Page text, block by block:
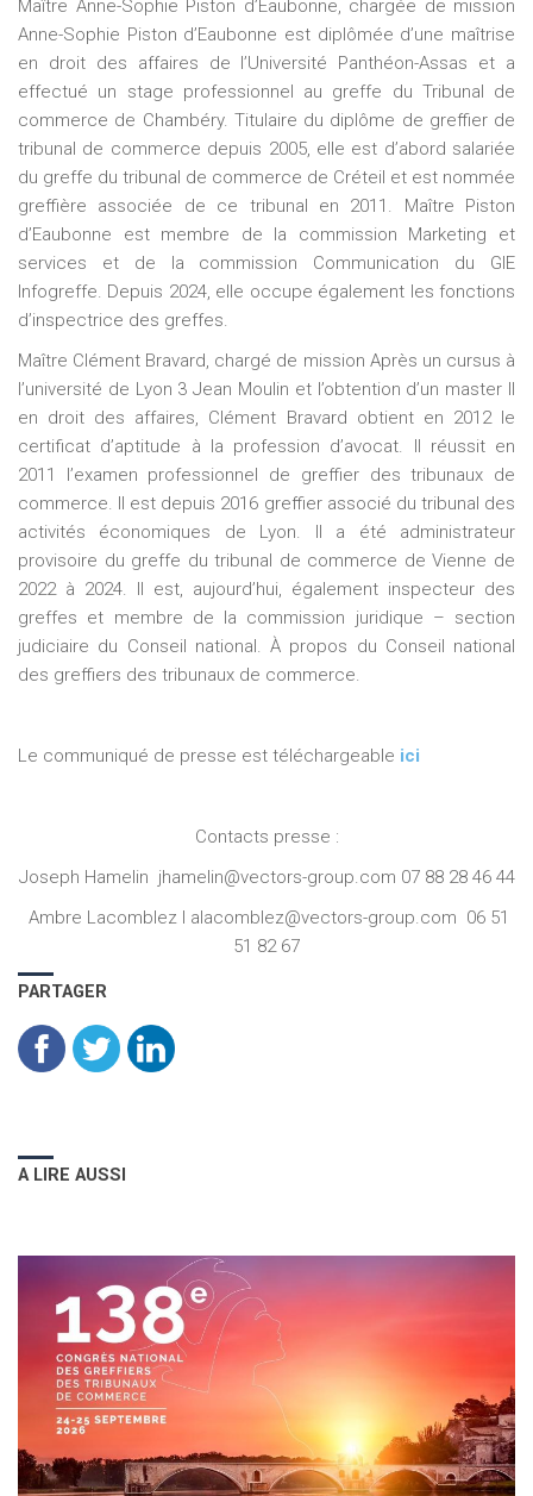
Maître Anne-Sophie Piston d’Eaubonne, chargée de mission
Anne-Sophie Piston d’Eaubonne est diplômée d’une maîtrise
en droit des affaires de l’Université Panthéon-Assas et a
effectué un stage professionnel au greffe du Tribunal de
commerce de Chambéry. Titulaire du diplôme de greffier de
tribunal de commerce depuis 2005, elle est d’abord salariée
du greffe du tribunal de commerce de Créteil et est nommée
greffière associée de ce tribunal en 2011. Maître Piston
d’Eaubonne est membre de la commission Marketing et
services et de la commission Communication du GIE
Infogreffe. Depuis 2024, elle occupe également les fonctions
d’inspectrice des greffes.
Maître Clément Bravard, chargé de mission Après un cursus à
l’université de Lyon 3 Jean Moulin et l’obtention d’un master II
en droit des affaires, Clément Bravard obtient en 2012 le
certificat d’aptitude à la profession d’avocat. Il réussit en
2011 l’examen professionnel de greffier des tribunaux de
commerce. Il est depuis 2016 greffier associé du tribunal des
activités économiques de Lyon. Il a été administrateur
provisoire du greffe du tribunal de commerce de Vienne de
2022 à 2024. Il est, aujourd’hui, également inspecteur des
greffes et membre de la commission juridique – section
judiciaire du Conseil national. À propos du Conseil national
des greffiers des tribunaux de commerce.
Le communiqué de presse est téléchargeable ici
Contacts presse :
Joseph Hamelin jhamelin@vectors-group.com 07 88 28 46 44
Ambre Lacomblez I alacomblez@vectors-group.com 06 51
51 82 67
PARTAGER
A LIRE AUSSI